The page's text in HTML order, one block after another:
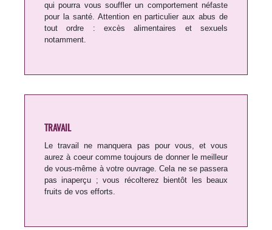
qui pourra vous souffler un comportement néfaste
pour la santé. Attention en particulier aux abus de
tout ordre : excès alimentaires et sexuels
notamment.
TRAVAIL
Le travail ne manquera pas pour vous, et vous
aurez à coeur comme toujours de donner le meilleur
de vous-même à votre ouvrage. Cela ne se passera
pas inaperçu ; vous récolterez bientôt les beaux
fruits de vos efforts.